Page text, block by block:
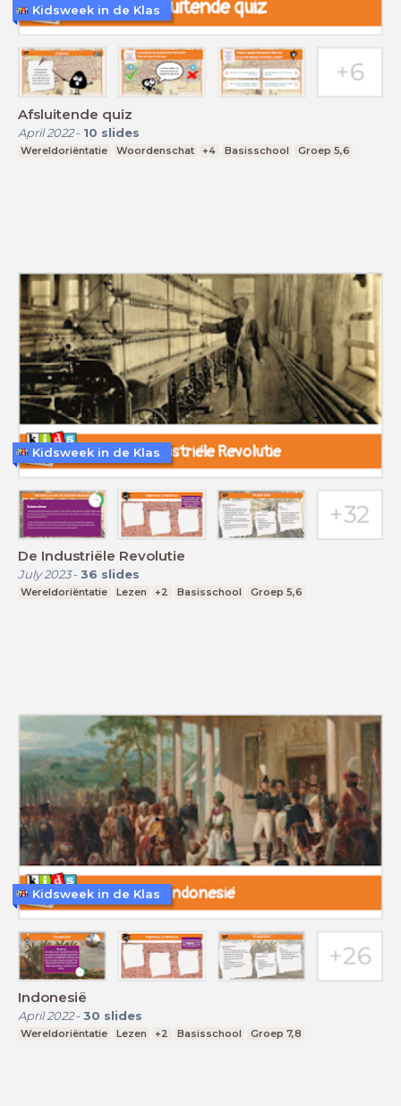
Afsluitende quiz
April 2022- 10 slides
Wereldoriëntatie Woordenschat +4 Basisschool Groep 5,6
Kidsweek in de Klas
De Industriële Revolutie
July 2023- 36 slides
Wereldoriëntatie Lezen +2 Basisschool Groep 5,6
Kidsweek in de Klas
Indonesië
April 2022- 30 slides
Wereldoriëntatie Lezen +2 Basisschool Groep 7,8
Kidsweek in de Klas